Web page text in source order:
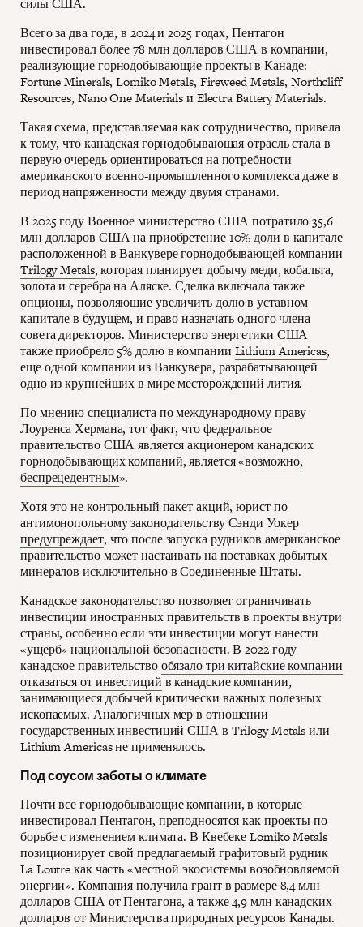
силы США.
Всего за два года, в 2024 и 2025 годах, Пентагон
инвестировал более 78 млн долларов США в компании,
реализующие горнодобывающие проекты в Канаде:
Fortune Minerals, Lomiko Metals, Fireweed Metals, Northcliff
Resources, Nano One Materials и Electra Battery Materials.
Такая схема, представляемая как сотрудничество, привела
к тому, что канадская горнодобывающая отрасль стала в
первую очередь ориентироваться на потребности
американского военно-промышленного комплекса даже в
период напряженности между двумя странами.
В 2025 году Военное министерство США потратило 35,6
млн долларов США на приобретение 10% доли в капитале
расположенной в Ванкувере горнодобывающей компании
Trilogy Metals, которая планирует добычу меди, кобальта,
золота и серебра на Аляске. Сделка включала также
опционы, позволяющие увеличить долю в уставном
капитале в будущем, и право назначать одного члена
совета директоров. Министерство энергетики США
также приобрело 5% долю в компании Lithium Americas,
еще одной компании из Ванкувера, разрабатывающей
одно из крупнейших в мире месторождений лития.
По мнению специалиста по международному праву
Лоуренса Хермана, тот факт, что федеральное
правительство США является акционером канадских
горнодобывающих компаний, является «возможно,
беспрецедентным».
Хотя это не контрольный пакет акций, юрист по
антимонопольному законодательству Сэнди Уокер
предупреждает, что после запуска рудников американское
правительство может настаивать на поставках добытых
минералов исключительно в Соединенные Штаты.
Канадское законодательство позволяет ограничивать
инвестиции иностранных правительств в проекты внутри
страны, особенно если эти инвестиции могут нанести
«ущерб» национальной безопасности. В 2022 году
канадское правительствообязало три китайские компании
отказаться от инвестиций в канадские компании,
занимающиеся добычей критически важных полезных
ископаемых. Аналогичных мер в отношении
государственных инвестиций США в Trilogy Metals или
Lithium Americas не применялось.
Под соусом заботы о климате
Почти все горнодобывающие компании, в которые
инвестировал Пентагон, преподносятся как проекты по
борьбе с изменением климата. В Квебеке Lomiko Metals
позиционирует свой предлагаемый графитовый рудник
La Loutre как часть «местной экосистемы возобновляемой
энергии». Компания получила грант в размере 8,4 млн
долларов США от Пентагона, а также 4,9 млн канадских
долларов от Министерства природных ресурсов Канады.